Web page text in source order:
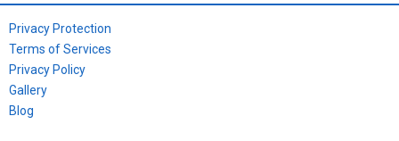
Privacy Protection
Terms of Services
Privacy Policy
Gallery
Blog